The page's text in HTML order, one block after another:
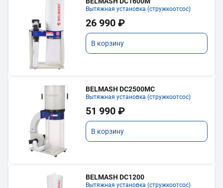
Вытяжная установка (стружкоотсос)
26 990 ₽
В корзину
BELMASH DC2500MC
Вытяжная установка (стружкоотсос)
51 990 ₽
В корзину
BELMASH DC1200
Вытяжная установка (стружкоотсос)